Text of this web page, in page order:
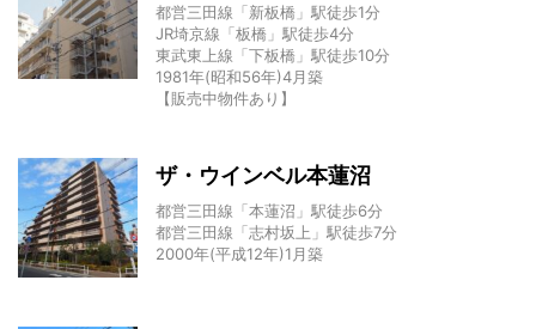
都営三田線「新板橋」駅徒歩1分
JR埼京線「板橋」駅徒歩4分
東武東上線「下板橋」駅徒歩10分
1981年(昭和56年)4月築
【販売中物件あり】
ザ・ウインベル本蓮沼
都営三田線「本蓮沼」駅徒歩6分
都営三田線「志村坂上」駅徒歩7分
2000年(平成12年)1月築